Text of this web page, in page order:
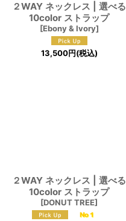
２WAY ネックレス | 選べる
10color ストラップ
[Ebony & Ivory]
13,500円(税込)
２WAY ネックレス | 選べる
10color ストラップ
[DONUT TREE]